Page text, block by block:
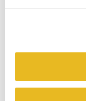
er Pura
NFC,